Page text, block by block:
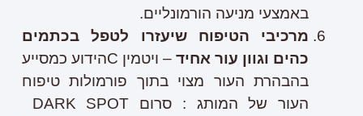
באמצעי מניעה הורמונליים.
מרכיבי הטיפוח שיעזרו לטפל בכתמים
כהים וגוון עור אחיד
– ויטמין Cהידוע כמסייע
בהבהרת העור מצוי בתוך פורמולות טיפוח